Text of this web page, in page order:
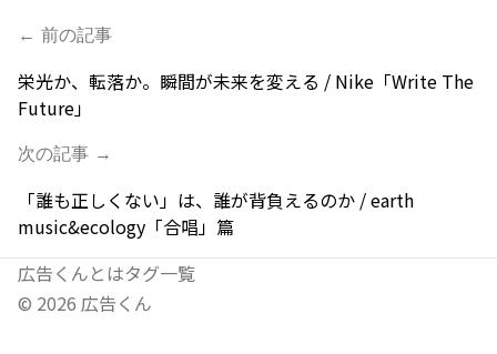
← 前の記事
栄光か、転落か。瞬間が未来を変える / Nike「Write The
Future」
次の記事 →
「誰も正しくない」は、誰が背負えるのか / earth
music&ecology「合唱」篇
広告くんとはタグ一覧
© 2026 広告くん